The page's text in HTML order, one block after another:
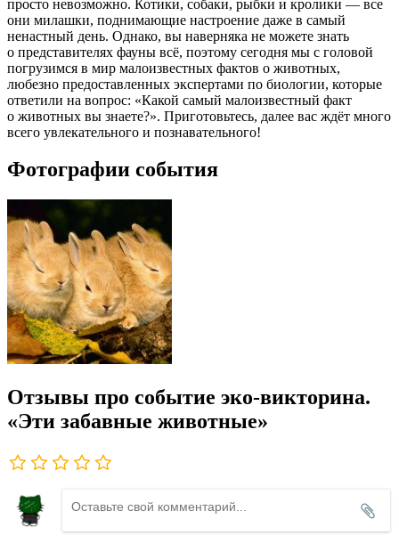
просто невозможно. Котики, собаки, рыбки и кролики — все
они милашки, поднимающие настроение даже в самый
ненастный день. Однако, вы наверняка не можете знать
о представителях фауны всё, поэтому сегодня мы с головой
погрузимся в мир малоизвестных фактов о животных,
любезно предоставленных экспертами по биологии, которые
ответили на вопрос: «Какой самый малоизвестный факт
о животных вы знаете?». Приготовьтесь, далее вас ждёт много
всего увлекательного и познавательного!
Фотографии события
Отзывы про событие эко-викторина.
«Эти забавные животные»